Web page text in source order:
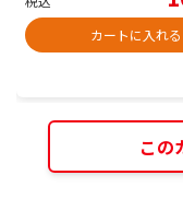
カートに入れる
この